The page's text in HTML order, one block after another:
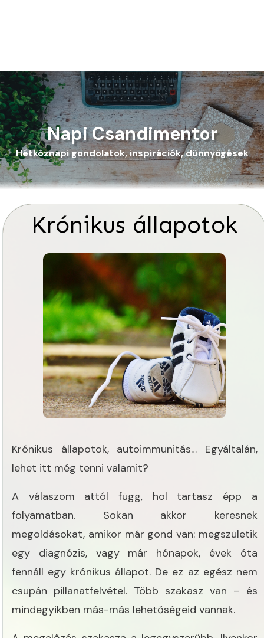
Napi Csandimentor
Hétköznapi gondolatok, inspirációk, dünnyögések
Krónikus állapotok
Krónikus állapotok, autoimmunitás… Egyáltalán,
lehet itt még tenni valamit?
A válaszom attól függ, hol tartasz épp a
folyamatban. Sokan akkor keresnek
megoldásokat, amikor már gond van: megszületik
egy diagnózis, vagy már hónapok, évek óta
fennáll egy krónikus állapot. De ez az egész nem
csupán pillanatfelvétel. Több szakasz van – és
mindegyikben más-más lehetőségeid vannak.